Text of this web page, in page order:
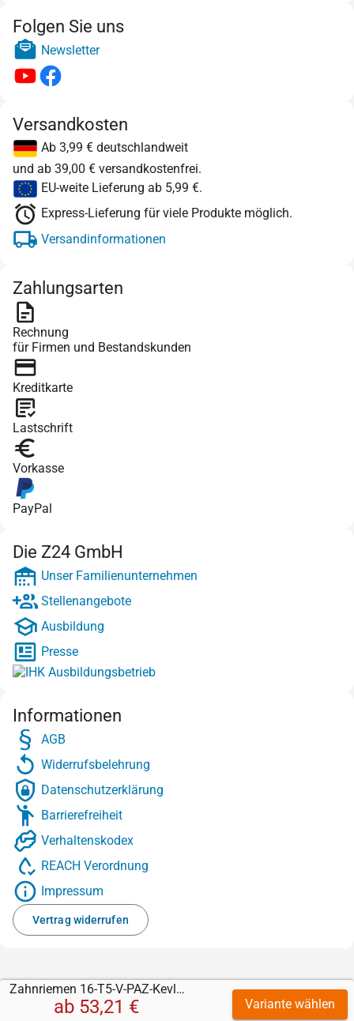
Zahnriemen 16-T5-V-PAZ-Kevlar mit PU 85 transparent 2 mm
ab 53,21 € Variante wählen
Folgen Sie uns
Newsletter
Versandkosten
Ab 3,99 € deutschlandweit
und ab 39,00 € versandkostenfrei.
EU-weite Lieferung ab 5,99 €.
Express-Lieferung für viele Produkte möglich.
Versandinformationen
Zahlungsarten
Rechnung
für Firmen und Bestandskunden
Kreditkarte
Lastschrift
Vorkasse
PayPal
Die Z24 GmbH
Unser Familienunternehmen
Stellenangebote
Ausbildung
Presse
Informationen
AGB
Widerrufsbelehrung
Datenschutzerklärung
Barrierefreiheit
Verhaltenskodex
REACH Verordnung
Impressum
Vertrag widerrufen